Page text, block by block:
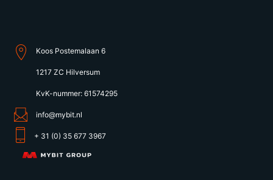
Koos Postemalaan 6
1217 ZC Hilversum
KvK-nummer: 61574295
info@mybit.nl
+ 31 (0) 35 677 3967